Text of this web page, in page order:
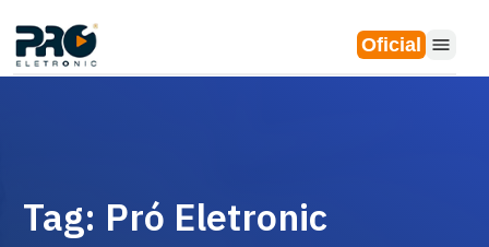
Oficial
Tag: Pró Eletronic